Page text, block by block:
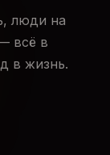
люди на
всё в
в жизнь.